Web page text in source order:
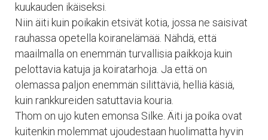
kuukauden ikäiseksi.
Niin äiti kuin poikakin etsivät kotia, jossa ne saisivat
rauhassa opetella koiranelämää. Nähdä, että
maailmalla on enemmän turvallisia paikkoja kuin
pelottavia katuja ja koiratarhoja. Ja että on
olemassa paljon enemmän silittäviä, helliä käsiä,
kuin rankkureiden satuttavia kouria.
Thom on ujo kuten emonsa Silke. Äiti ja poika ovat
kuitenkin molemmat ujoudestaan huolimatta hyvin